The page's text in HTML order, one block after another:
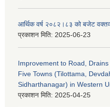
आर्थिक वर्ष २०८२।८३ को बजेट
प्रकाशन मिति: 2025-06-23
Improvement to Road,
Five Towns (Tilottama,
Sidharthanagar) in Western
प्रकाशन मिति: 2025-04-25